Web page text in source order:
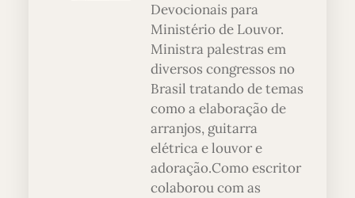
Devocionais para
Ministério de Louvor.
Ministra palestras em
diversos congressos no
Brasil tratando de temas
como a elaboração de
arranjos, guitarra
elétrica e louvor e
adoração.Como escritor
colaborou com as